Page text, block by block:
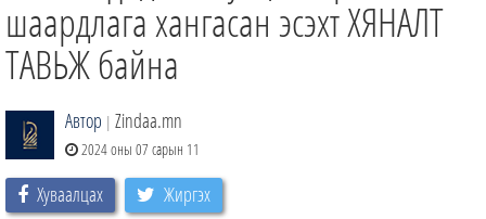
АУДИО ЗОХИОЛ
ЗИНДАА СЭТГҮҮЛ
шаардлага хангасан эсэхт ХЯНАЛТ
ТАВЬЖ байна
Автор | Zindaa.mn
2024 оны 07 сарын 11
Хуваалцах Жиргэх